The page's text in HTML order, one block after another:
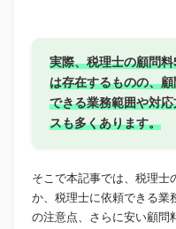
実際、税理士の顧問
は存在するものの、
できる業務範囲や対
スも多くあります。
そこで本記事では、税理士
か、税理士に依頼できる業
の注意点、さらに安い顧問